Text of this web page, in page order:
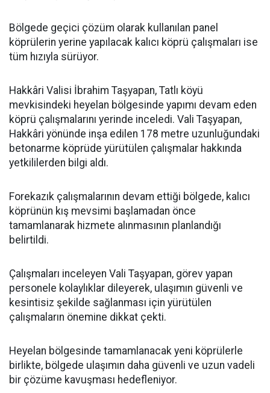
Bölgede geçici çözüm olarak kullanılan panel
köprülerin yerine yapılacak kalıcı köprü çalışmaları ise
tüm hızıyla sürüyor.
Hakkâri Valisi İbrahim Taşyapan, Tatlı köyü
mevkisindeki heyelan bölgesinde yapımı devam eden
köprü çalışmalarını yerinde inceledi. Vali Taşyapan,
Hakkâri yönünde inşa edilen 178 metre uzunluğundaki
betonarme köprüde yürütülen çalışmalar hakkında
yetkililerden bilgi aldı.
Forekazık çalışmalarının devam ettiği bölgede, kalıcı
köprünün kış mevsimi başlamadan önce
tamamlanarak hizmete alınmasının planlandığı
belirtildi.
Çalışmaları inceleyen Vali Taşyapan, görev yapan
personele kolaylıklar dileyerek, ulaşımın güvenli ve
kesintisiz şekilde sağlanması için yürütülen
çalışmaların önemine dikkat çekti.
Heyelan bölgesinde tamamlanacak yeni köprülerle
birlikte, bölgede ulaşımın daha güvenli ve uzun vadeli
bir çözüme kavuşması hedefleniyor.